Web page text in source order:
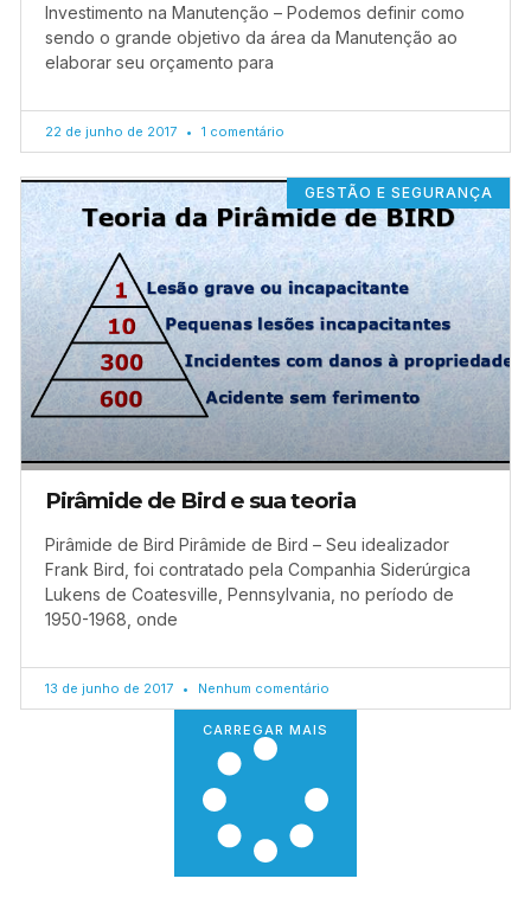
Investimento na Manutenção – Podemos definir como
sendo o grande objetivo da área da Manutenção ao
elaborar seu orçamento para
22 de junho de 2017 1 comentário
GESTÃO E SEGURANÇA
Pirâmide de Bird e sua teoria
Pirâmide de Bird Pirâmide de Bird – Seu idealizador
Frank Bird, foi contratado pela Companhia Siderúrgica
Lukens de Coatesville, Pennsylvania, no período de
1950-1968, onde
13 de junho de 2017 Nenhum comentário
CARREGAR MAIS